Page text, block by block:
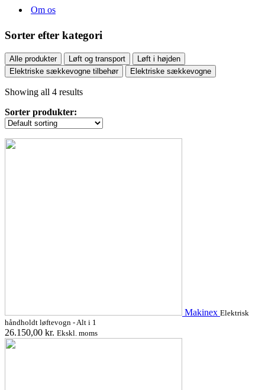
Om os
Sorter efter kategori
Alle produkter Løft og transport
Løft i højden
Elektriske sækkevogne tilbehør
Elektriske sækkevogne
Showing all 4 results
Sorter produkter:
Makinex Elektrisk
håndholdt løftevogn - Alt i 1
26.150,00 kr. Ekskl. moms